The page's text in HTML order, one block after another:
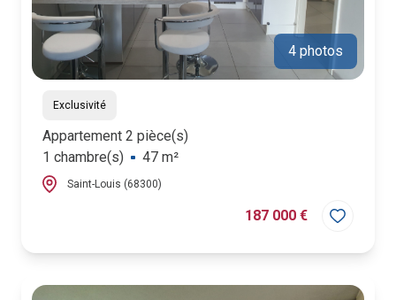
4 photos
Exclusivité
Appartement 2 pièce(s)
1 chambre(s)
47 m²
Saint-Louis (68300)
187 000 €